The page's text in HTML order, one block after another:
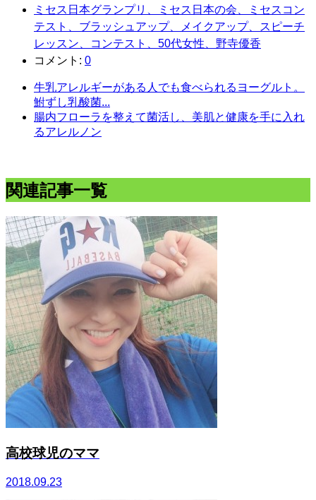
ミセス日本グランプリ、ミセス日本の会、ミセスコン
テスト、ブラッシュアップ、メイクアップ、スピーチ
レッスン、コンテスト、50代女性、野寺優香
コメント: 0
牛乳アレルギーがある人でも食べられるヨーグルト。
鮒ずし乳酸菌...
腸内フローラを整えて菌活し、美肌と健康を手に入れ
るアレルノン
関連記事一覧
高校球児のママ
2018.09.23